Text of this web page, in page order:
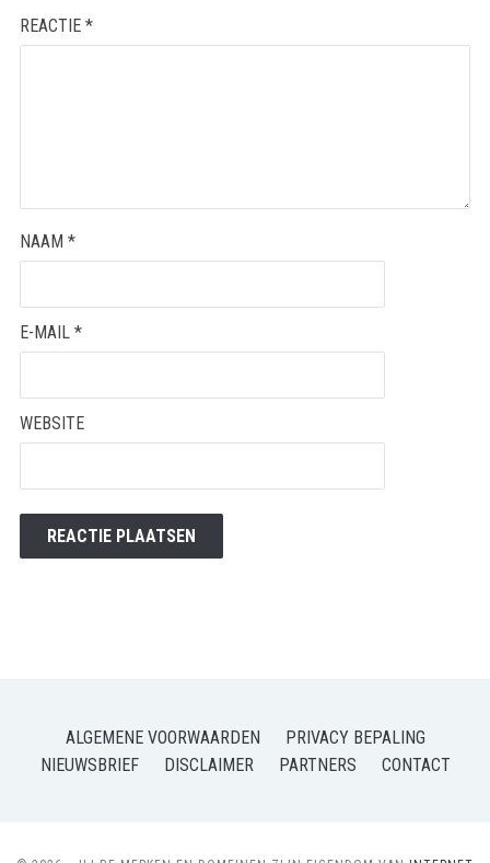
REACTIE *
NAAM *
E-MAIL *
WEBSITE
ALGEMENE VOORWAARDEN
PRIVACY BEPALING
NIEUWSBRIEF
DISCLAIMER PARTNERS CONTACT